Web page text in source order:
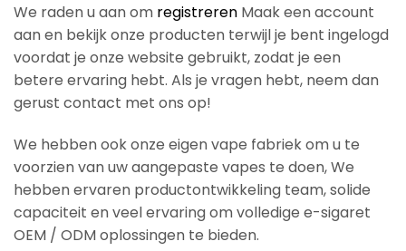
We raden u aan om registreren Maak een account
aan en bekijk onze producten terwijl je bent ingelogd
voordat je onze website gebruikt, zodat je een
betere ervaring hebt. Als je vragen hebt, neem dan
gerust contact met ons op!
We hebben ook onze eigen vape fabriek om u te
voorzien van uw aangepaste vapes te doen, We
hebben ervaren productontwikkeling team, solide
capaciteit en veel ervaring om volledige e-sigaret
OEM / ODM oplossingen te bieden.